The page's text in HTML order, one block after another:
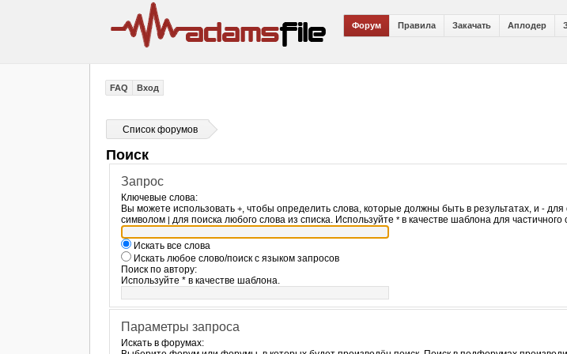
Форум Правила Закачать Аплодер
FAQ Вход
Список форумов
Поиск
Запрос
Ключевые слова:
Вы можете использовать+, чтобы определить слова, которые должны быть в результатах, и- для
символом | для поиска любого слова из списка. Используйте* в качестве шаблона для частичного
Искать все слова
Искать любое слово/поиск с языком запросов
Поиск по автору:
Используйте * в качестве шаблона.
Параметры запроса
Искать в форумах: